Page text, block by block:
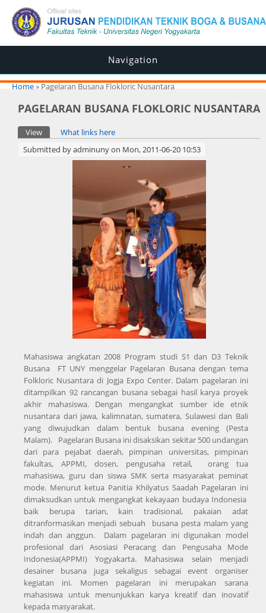
Navigation
You are here
Home» Pagelaran Busana Flokloric Nusantara
PAGELARAN BUSANA FLOKLORIC NUSANTARA
Primary tabs
View (active tab)
What links here
Submitted byadminunyon Mon, 2011-06-20 10:53
Mahasiswa angkatan 2008 Program studi S1 dan D3 Teknik
Busana FT UNY menggelar Pagelaran Busana dengan tema
Folkloric Nusantara di Jogja Expo Center. Dalam pagelaran ini
ditampilkan 92 rancangan busana sebagai hasil karya proyek
akhir mahasiswa. Dengan mengangkat sumber ide etnik
nusantara dari jawa, kalimnatan, sumatera, Sulawesi dan Bali
yang diwujudkan dalam bentuk busana evening (Pesta
Malam). Pagelaran Busana ini disaksikan sekitar 500 undangan
dari para pejabat daerah, pimpinan universitas, pimpinan
fakultas, APPMI, dosen, pengusaha retail, orang tua
mahasiswa, guru dan siswa SMK serta masyarakat peminat
mode. Menurut ketua Panitia Khilyatus Saadah Pagelaran ini
dimaksudkan untuk mengangkat kekayaan budaya Indonesia
baik berupa tarian, kain tradisional, pakaian adat
ditranformasikan menjadi sebuah busana pesta malam yang
indah dan anggun. Dalam pagelaran ini digunakan model
profesional dari Asosiasi Peracang dan Pengusaha Mode
Indonesia(APPMI) Yogyakarta. Mahasiswa selain menjadi
desainer busana juga sekaligus sebagai event organiser
kegiatan ini. Momen pagelaran ini merupakan sarana
mahasiswa untuk menunjukkan karya kreatif dan inovatif
kepada masyarakat.